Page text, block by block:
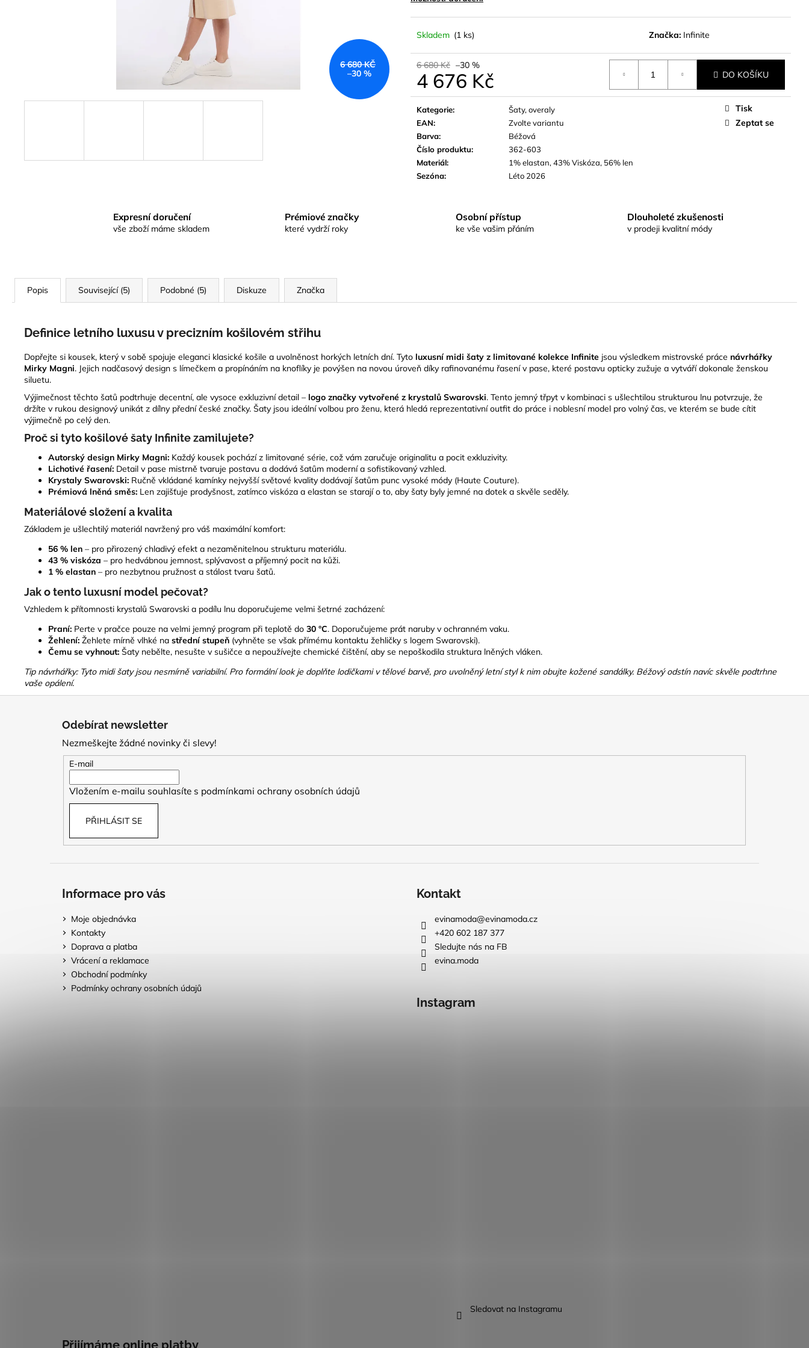
Skladem (1 ks) Značka: Infinite
6 680 Kč –30 %
4 676 Kč
Měrná
cena:
DO KOŠÍKU
Kategorie:
Šaty, overaly
EAN:
Zvolte variantu
Barva:
Béžová
Číslo produktu:
362-603
Materiál:
1% elastan, 43% Viskóza, 56% len
Sezóna: Léto 2026
Tisk
Zeptat se
6 680 KČ
–30 %
Expresní doručení
vše zboží máme skladem
Prémiové značky
které vydrží roky
Osobní přístup
ke vše vašim přáním
Dlouholeté zkušenosti
v prodeji kvalitní módy
Popis Související (5) Podobné (5) Diskuze Značka
Definice letního luxusu v precizním košilovém střihu
Dopřejte si kousek, který v sobě spojuje eleganci klasické košile a uvolněnost horkých letních dní. Tyto luxusní midi šaty z limitované kolekce Infinite jsou výsledkem mistrovské práce návrhářky
Mirky Magni. Jejich nadčasový design s límečkem a propínáním na knoflíky je povýšen na novou úroveň díky rafinovanému řasení v pase, které postavu opticky zužuje a vytváří dokonale ženskou
siluetu.
Výjimečnost těchto šatů podtrhuje decentní, ale vysoce exkluzivní detail – logo značky vytvořené z krystalů Swarovski. Tento jemný třpyt v kombinaci s ušlechtilou strukturou lnu potvrzuje, že
držíte v rukou designový unikát z dílny přední české značky. Šaty jsou ideální volbou pro ženu, která hledá reprezentativní outfit do práce i noblesní model pro volný čas, ve kterém se bude cítit
výjimečně po celý den.
Proč si tyto košilové šaty Infinite zamilujete?
Autorský design Mirky Magni: Každý kousek pochází z limitované série, což vám zaručuje originalitu a pocit exkluzivity.
Lichotivé řasení: Detail v pase mistrně tvaruje postavu a dodává šatům moderní a sofistikovaný vzhled.
Krystaly Swarovski: Ručně vkládané kamínky nejvyšší světové kvality dodávají šatům punc vysoké módy (Haute Couture).
Prémiová lněná směs: Len zajišťuje prodyšnost, zatímco viskóza a elastan se starají o to, aby šaty byly jemné na dotek a skvěle seděly.
Materiálové složení a kvalita
Základem je ušlechtilý materiál navržený pro váš maximální komfort:
56 % len – pro přirozený chladivý efekt a nezaměnitelnou strukturu materiálu.
43 % viskóza – pro hedvábnou jemnost, splývavost a příjemný pocit na kůži.
1 % elastan – pro nezbytnou pružnost a stálost tvaru šatů.
Jak o tento luxusní model pečovat?
Vzhledem k přítomnosti krystalů Swarovski a podílu lnu doporučujeme velmi šetrné zacházení:
Praní: Perte v pračce pouze na velmi jemný program při teplotě do 30 °C. Doporučujeme prát naruby v ochranném vaku.
Žehlení: Žehlete mírně vlhké na střední stupeň (vyhněte se však přímému kontaktu žehličky s logem Swarovski).
Čemu se vyhnout: Šaty nebělte, nesušte v sušičce a nepoužívejte chemické čištění, aby se nepoškodila struktura lněných vláken.
Tip návrhářky: Tyto midi šaty jsou nesmírně variabilní. Pro formální look je doplňte lodičkami v tělové barvě, pro uvolněný letní styl k nim obujte kožené sandálky. Béžový odstín navíc skvěle podtrhne
vaše opálení.
Odebírat newsletter
Nezmeškejte žádné novinky či slevy!
E-mail
Vložením e-mailu souhlasíte s podmínkami ochrany osobních údajů
PŘIHLÁSIT SE
Informace pro vás
Moje objednávka
Kontakty
Doprava a platba
Vrácení a reklamace
Obchodní podmínky
Podmínky ochrany osobních údajů
Kontakt
evinamoda@evinamoda.cz
+420 602 187 377
Sledujte nás na FB
evina.moda
Instagram
Sledovat na Instagramu
Přijímáme online platby